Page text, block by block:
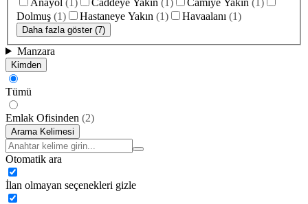
Dolmuş (1) Hastaneye Yakın (1) Havaalanı (1)
Daha fazla göster (7)
Manzara
Kimden
Tümü
Emlak Ofisinden (2)
Arama Kelimesi
Otomatik ara
İlan olmayan seçenekleri gizle